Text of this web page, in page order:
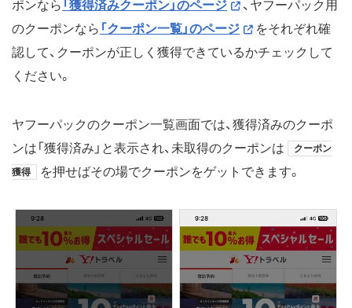
ポンなら 「獲得済みクーポン」のページ
、ヤフーパック用
のクーポンなら 「クーポン一覧」のページ
をそれぞれ確
認して、クーポンが正しく獲得できているかチェックして
ください。
ヤフーパックのクーポン一覧画面では、獲得済みのクーポ
ンは「獲得済み」と表示され、未取得のクーポンは
クーポン
獲得 を押せばその場でクーポンをゲットできます。